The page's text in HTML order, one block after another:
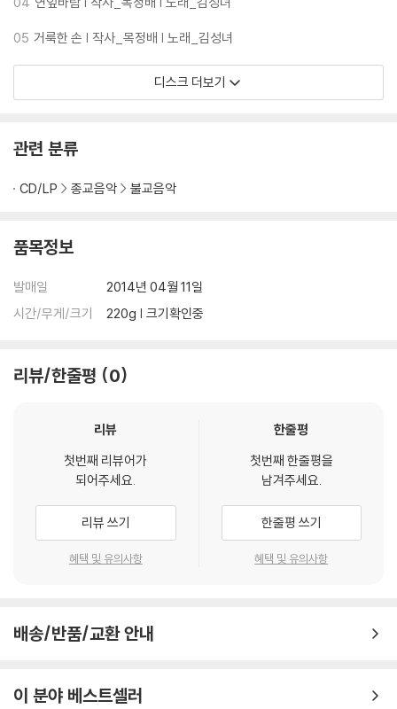
05 거룩한 손 | 작사_목정배 | 노래_김성녀
디스크 더보기
관련 분류
CD/LP 종교음악 불교음악
품목정보
발매일
2014년 04월 11일
시간/무게/크기
220g | 크기확인중
리뷰/한줄평 0
리뷰
첫번째 리뷰어가
되어주세요.
리뷰 쓰기
혜택 및 유의사항
한줄평
첫번째 한줄평을
남겨주세요.
한줄평 쓰기
혜택 및 유의사항
배송/반품/교환 안내
이 분야 베스트셀러